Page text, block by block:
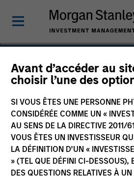
Avant d’accéder au
choisir l’une des
SI VOUS ÊTES UNE PERSONNE
CONSIDÉRÉE COMME UN «
AU SENS DE LA DIRECTIVE 2011/
VOUS ÊTES UN INVESTISSEUR
LA DÉFINITION D’UN «
» (TEL QUE DÉFINI CI-DESSOUS),
DES QUESTIONS RELATIVES À
ZCL Chemicals